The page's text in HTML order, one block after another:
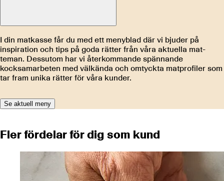
I din matkasse får du med ett menyblad där vi bjuder på
inspiration och tips på goda rätter från våra aktuella mat-
teman. Dessutom har vi återkommande spännande
kocksamarbeten med välkända och omtyckta matprofiler som
tar fram unika rätter för våra kunder.
Se aktuell meny
Fler fördelar för dig som kund